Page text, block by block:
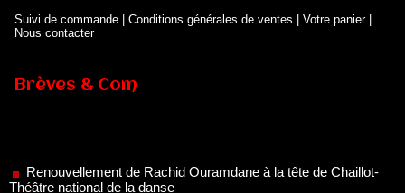
Suivi de commande Conditions générales de ventes Votre panier
Nous contacter
Brèves & Com
05/08/2026